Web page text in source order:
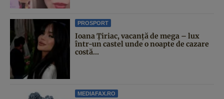
PROSPORT
Ioana Țiriac, vacanță de mega – lux
într-un castel unde o noapte de cazare
costă...
MEDIAFAX.RO